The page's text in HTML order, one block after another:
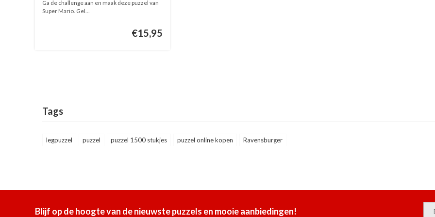
Ga de challenge aan en maak deze puzzel van
Super Mario. Gel...
€15,95
Tags
legpuzzel puzzel puzzel 1500 stukjes puzzel online kopen Ravensburger
Blijf op de hoogte van de nieuwste puzzels en mooie aanbiedingen!